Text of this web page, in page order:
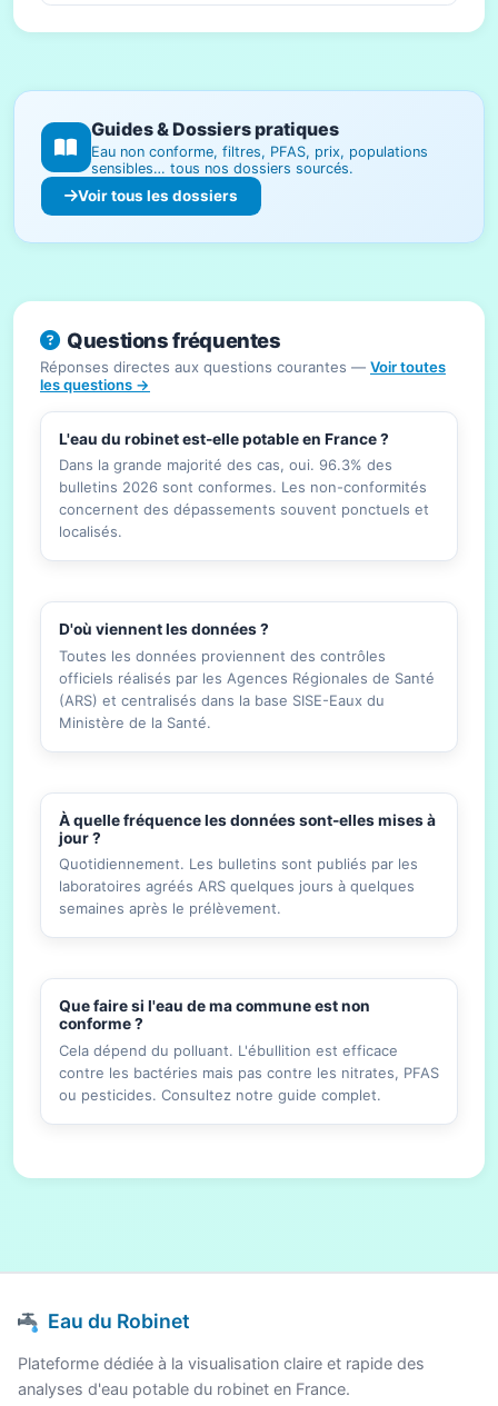
Guides & Dossiers pratiques
Eau non conforme, filtres, PFAS, prix, populations
sensibles… tous nos dossiers sourcés.
Voir tous les dossiers
Questions fréquentes
Réponses directes aux questions courantes — Voir toutes
les questions →
L'eau du robinet est-elle potable en France ?
Dans la grande majorité des cas, oui. 96.3% des
bulletins 2026 sont conformes. Les non-conformités
concernent des dépassements souvent ponctuels et
localisés.
D'où viennent les données ?
Toutes les données proviennent des contrôles
officiels réalisés par les Agences Régionales de Santé
(ARS) et centralisés dans la base SISE-Eaux du
Ministère de la Santé.
À quelle fréquence les données sont-elles mises à
jour ?
Quotidiennement. Les bulletins sont publiés par les
laboratoires agréés ARS quelques jours à quelques
semaines après le prélèvement.
Que faire si l'eau de ma commune est non
conforme ?
Cela dépend du polluant. L'ébullition est efficace
contre les bactéries mais pas contre les nitrates, PFAS
ou pesticides. Consultez notre guide complet.
Eau du Robinet
Plateforme dédiée à la visualisation claire et rapide des
analyses d'eau potable du robinet en France.